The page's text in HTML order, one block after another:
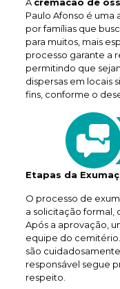
Paulo Afonso é uma
por famílias que
para muitos, mais
processo garante a
permitindo que
dispersas em locais
fins, conforme o
Etapas da
O processo de
a solicitação
Após a aprovação,
equipe do
são
responsável segue
respeito.